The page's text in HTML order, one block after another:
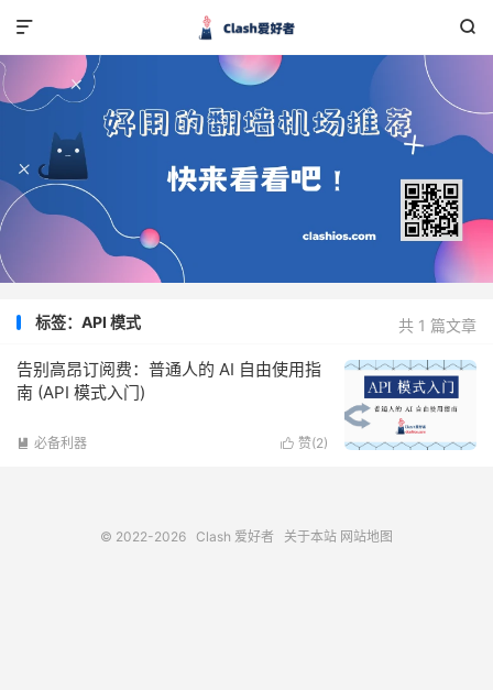


共 1 篇文章
标签：API 模式
告别高昂订阅费：普通人的 AI 自由使用指
南 (API 模式入门)
 赞(2)
 必备利器
© 2022-2026 Clash 爱好者 关于本站 网站地图